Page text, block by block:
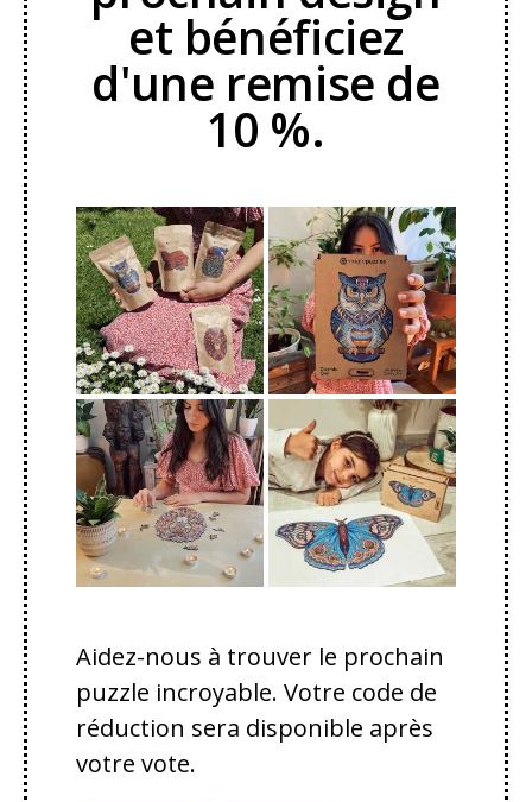
et bénéficiez
d'une remise de
10 %.
Aidez-nous à trouver le prochain
puzzle incroyable. Votre code de
réduction sera disponible après
votre vote.